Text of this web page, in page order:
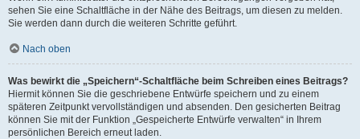
sehen Sie eine Schaltfläche in der Nähe des Beitrags, um diesen zu melden.
Sie werden dann durch die weiteren Schritte geführt.
Nach oben
Was bewirkt die „Speichern“-Schaltfläche beim Schreiben eines Beitrags?
Hiermit können Sie die geschriebene Entwürfe speichern und zu einem
späteren Zeitpunkt vervollständigen und absenden. Den gesicherten Beitrag
können Sie mit der Funktion „Gespeicherte Entwürfe verwalten“ in Ihrem
persönlichen Bereich erneut laden.